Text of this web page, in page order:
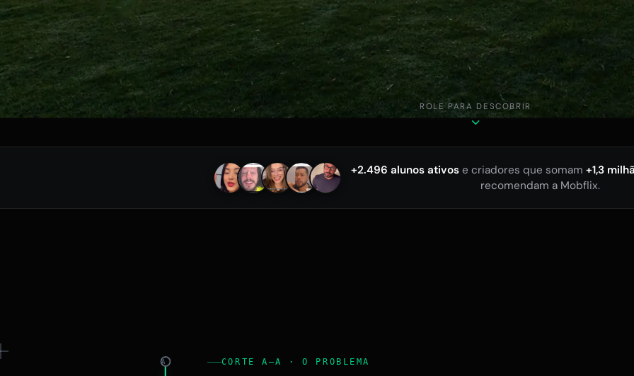
ROLE PARA DESCOBRIR
+2.496 alunos ativose criadores que somam +1,3
recomendam a Mobflix.
A CORTE A–A · O PROBLEMA